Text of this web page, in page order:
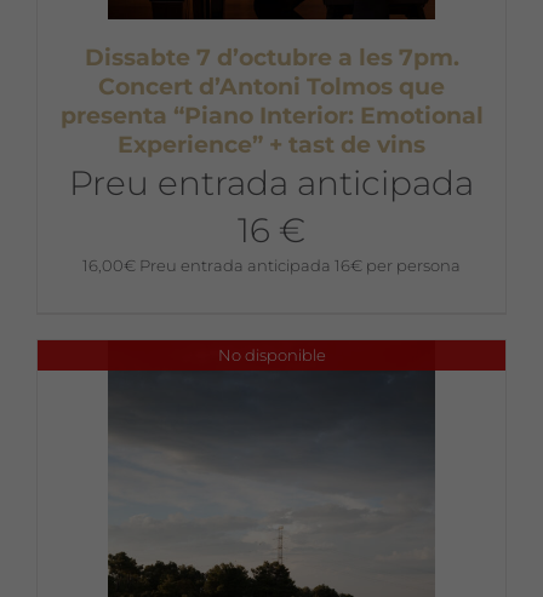
Dissabte 7 d’octubre a les 7pm.
Concert d’Antoni Tolmos que
presenta “Piano Interior: Emotional
Experience” + tast de vins
Preu entrada anticipada
16 €
16,00€ Preu entrada anticipada 16€ per persona
No disponible